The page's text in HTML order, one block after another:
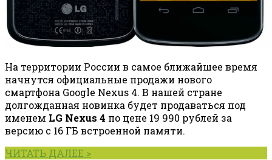
На территории России в самое ближайшее время
начнутся официальные продажи нового
смартфона Google Nexus 4. В нашей стране
долгожданная новинка будет продаваться под
именем LG Nexus 4 по цене 19 990 рублей за
версию с 16 ГБ встроенной памяти.
ЧИТАТЬ ДАЛЕЕ >